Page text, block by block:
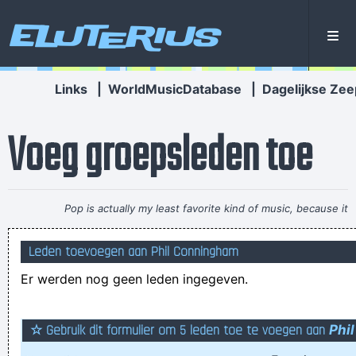
Eluterius
Links WorldMusicDatabase Dagelijkse
Voeg groepsleden toe
Pop is actually my least favorite kind of music, because it
lacks real depth.~ Christina Aguilera
Grela Vorkest, NLP-coach voor strontvliegen, staat bekend
om haar welig okselhaar waar ooit een hamster in verdween
er ligt een plasje kots op de stoep dat de vorm heeft van
Leden toevoegen aan Phil Conningham
Er werden nog geen leden ingegeven.
☆ Gebruik dit formulier om 5 leden toe te voegen aan